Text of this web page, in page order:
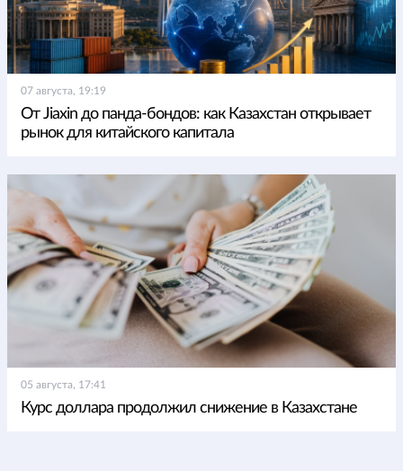
07 августа, 19:19
От Jiaxin до панда-бондов: как Казахстан открывает
рынок для китайского капитала
05 августа, 17:41
Курс доллара продолжил снижение в Казахстане